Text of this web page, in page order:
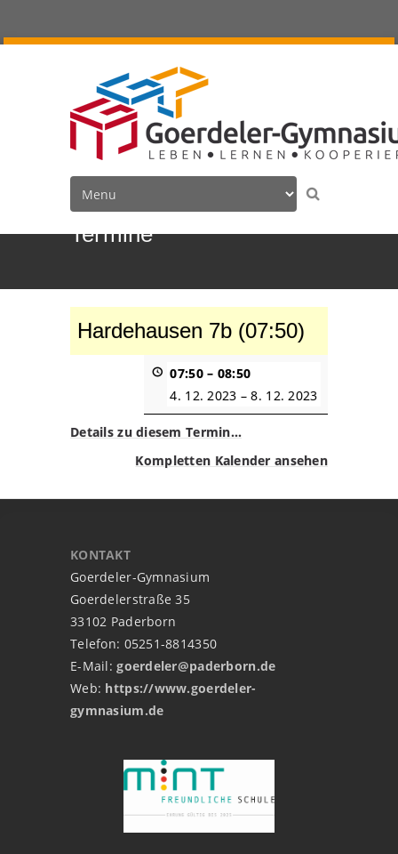
Termine
Hardehausen 7b (07:50)
07:50 – 08:50
4. 12. 2023 –8. 12. 2023
Details zu diesem Termin…
Kompletten Kalender ansehen
KONTAKT
Goerdeler-Gymnasium
Goerdelerstraße 35
33102 Paderborn
Telefon: 05251-8814350
E-Mail:goerdeler@paderborn.de
Web: https://www.goerdeler-
gymnasium.de